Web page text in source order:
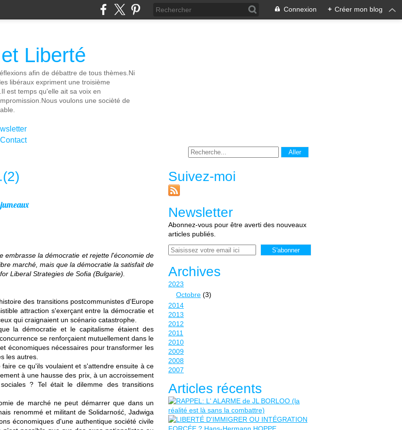
Connexion + Créer mon blog
Liberté
afin de débattre de tous thèmes.Ni
libéraux expriment une troisième
est temps qu'elle ait sa voix en
voulons une socièté de
Contact
embrasse la démocratie et rejette l'économie de
marché, mais que la démocratie la satisfait de
Liberal Strategies de Sofia (Bulgarie).
des transitions postcommunistes d'Europe
attraction s'exerçant entre la démocratie et
qui craignaient un scénario catastrophe.
la démocratie et le capitalisme étaient des
se renforçaient mutuellement dans le
économiques nécessaires pour transformer les
les autres.
ce qu'ils voulaient et s'attendre ensuite à ce
à une hausse des prix, à un accroissement
? Tel était le dilemme des transitions
de marché ne peut démarrer que dans un
renommé et militant de Solidarność, Jadwiga
économiques d'une authentique société civile
Suivez-moi
Newsletter
Abonnez-vous pour être averti des nouveaux
articles publiés.
Email
Archives
2023
Octobre (3)
2014
2013
2012
2011
2010
2009
2008
2007
Articles récents